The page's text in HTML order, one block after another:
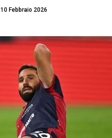
10 Febbraio 2026